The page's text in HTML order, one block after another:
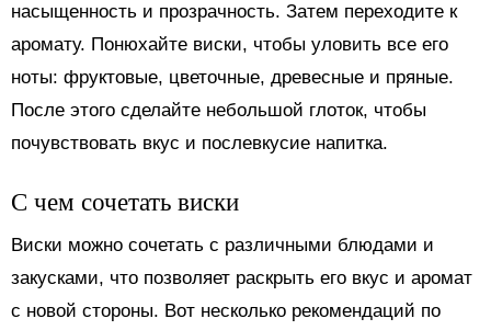
насыщенность и прозрачность. Затем переходите к
аромату. Понюхайте виски, чтобы уловить все его
ноты: фруктовые, цветочные, древесные и пряные.
После этого сделайте небольшой глоток, чтобы
почувствовать вкус и послевкусие напитка.
С чем сочетать виски
Виски можно сочетать с различными блюдами и
закусками, что позволяет раскрыть его вкус и аромат
с новой стороны. Вот несколько рекомендаций по